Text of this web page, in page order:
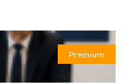
Premium